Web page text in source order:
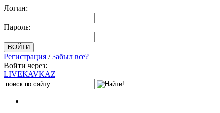
Логин:
Пароль:
Регистрация /Забыл все?
Войти через:
LIVEKAVKAZ